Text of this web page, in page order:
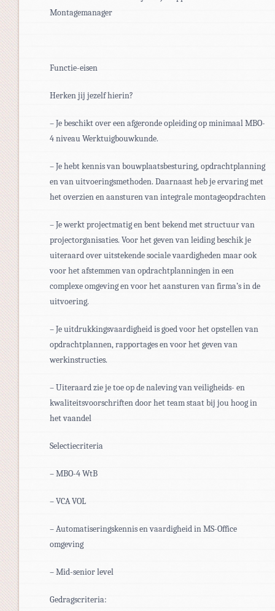
Montagemanager
Functie-eisen
Herken jij jezelf hierin?
– Je beschikt over een afgeronde opleiding op minimaal MBO-
4 niveau Werktuigbouwkunde.
– Je hebt kennis van bouwplaatsbesturing, opdrachtplanning
en van uitvoeringsmethoden. Daarnaast heb je ervaring met
het overzien en aansturen van integrale montageopdrachten
– Je werkt projectmatig en bent bekend met structuur van
projectorganisaties. Voor het geven van leiding beschik je
uiteraard over uitstekende sociale vaardigheden maar ook
voor het afstemmen van opdrachtplanningen in een
complexe omgeving en voor het aansturen van firma’s in de
uitvoering.
– Je uitdrukkingsvaardigheid is goed voor het opstellen van
opdrachtplannen, rapportages en voor het geven van
werkinstructies.
– Uiteraard zie je toe op de naleving van veiligheids- en
kwaliteitsvoorschriften door het team staat bij jou hoog in
het vaandel
Selectiecriteria
– MBO-4 WtB
– VCA VOL
– Automatiseringskennis en vaardigheid in MS-Office
omgeving
– Mid-senior level
Gedragscriteria: